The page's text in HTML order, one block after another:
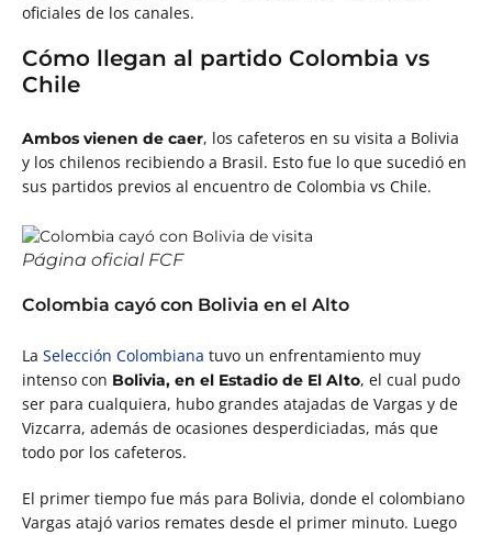
oficiales de los canales.
Cómo llegan al partido Colombia vs
Chile
Ambos vienen de caer, los cafeteros en su visita a Bolivia
y los chilenos recibiendo a Brasil. Esto fue lo que sucedió en
sus partidos previos al encuentro de Colombia vs Chile.
Página oficial FCF
Colombia cayó con Bolivia en el Alto
La Selección Colombiana tuvo un enfrentamiento muy
intenso con Bolivia, en el Estadio de El Alto, el cual pudo
ser para cualquiera, hubo grandes atajadas de Vargas y de
Vizcarra, además de ocasiones desperdiciadas, más que
todo por los cafeteros.
El primer tiempo fue más para Bolivia, donde el colombiano
Vargas atajó varios remates desde el primer minuto. Luego